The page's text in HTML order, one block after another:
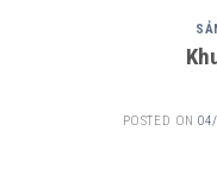
POSTED ON